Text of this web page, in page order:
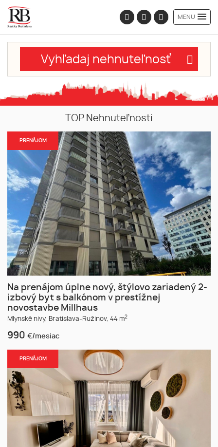
MENU
Vyhľadaj nehnuteľnosť
TOP Nehnuteľnosti
PRENÁJOM
Na prenájom úplne nový, štýlovo zariadený 2-
izbový byt s balkónom v prestížnej
novostavbe Millhaus
Mlynské nivy, Bratislava-Ružinov, 44 m2
990 €/mesiac
PRENÁJOM